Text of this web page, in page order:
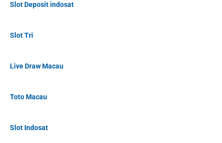
Slot Deposit indosat
Slot Tri
Live Draw Macau
Toto Macau
Slot Indosat